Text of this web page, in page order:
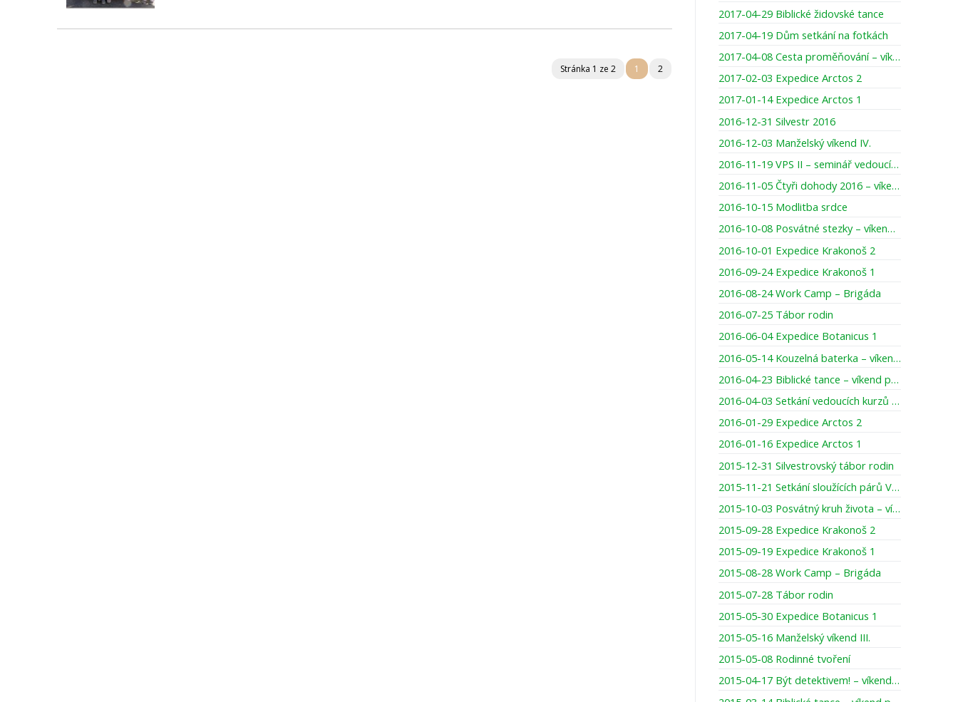
Stránka 1 ze 2 1 2
2017-04-29 Biblické židovské tance
2017-04-19 Dům setkání na fotkách
2017-04-08 Cesta proměňování – víkend pro muže
2017-02-03 Expedice Arctos 2
2017-01-14 Expedice Arctos 1
2016-12-31 Silvestr 2016
2016-12-03 Manželský víkend IV.
2016-11-19 VPS II – seminář vedoucích párů skupinek
2016-11-05 Čtyři dohody 2016 – víkend pro muže
2016-10-15 Modlitba srdce
2016-10-08 Posvátné stezky – víkend pro ženy
2016-10-01 Expedice Krakonoš 2
2016-09-24 Expedice Krakonoš 1
2016-08-24 Work Camp – Brigáda
2016-07-25 Tábor rodin
2016-06-04 Expedice Botanicus 1
2016-05-14 Kouzelná baterka – víkend pro maminky s dcerami
2016-04-23 Biblické tance – víkend pro ženy
2016-04-03 Setkání vedoucích kurzů MS/WMM
2016-01-29 Expedice Arctos 2
2016-01-16 Expedice Arctos 1
2015-12-31 Silvestrovský tábor rodin
2015-11-21 Setkání sloužících párů VPS 2
2015-10-03 Posvátný kruh života – víkend pro ženy
2015-09-28 Expedice Krakonoš 2
2015-09-19 Expedice Krakonoš 1
2015-08-28 Work Camp – Brigáda
2015-07-28 Tábor rodin
2015-05-30 Expedice Botanicus 1
2015-05-16 Manželský víkend III.
2015-05-08 Rodinné tvoření
2015-04-17 Být detektivem! – víkend pro maminky s dcerami